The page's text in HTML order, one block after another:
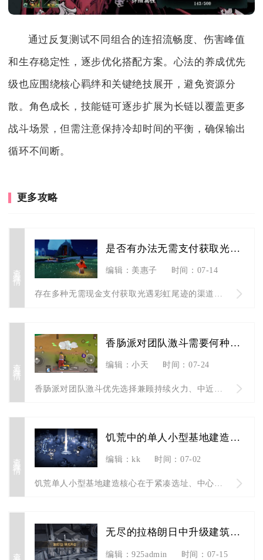
通过反复测试不同组合的连招流畅度、伤害峰值
和生存稳定性，逐步优化搭配方案。心法的养成优先
级也应围绕核心羁绊和关键绝技展开，避免资源分
散。角色成长，技能链可逐步扩展为长链以覆盖更多
战斗场景，但需注意保持冷却时间的平衡，确保输出
循环不间断。
更多攻略
查看详情
是否有办法无需支付获取光遇彩虹尾迹
编辑：美惠子 时间：07-14
存在多种无需现金支付获取光遇彩虹尾迹的渠道，分为限时活动免费...
查看详情
香肠派对团队激斗需要何种类型的武器
编辑：小天 时间：07-24
查看详情
饥荒中的单人小型基地建造有哪些建议
编辑：kk 时间：07-02
查看详情
无尽的拉格朗日中升级建筑的方法是什么
编辑：925admin 时间：07-15